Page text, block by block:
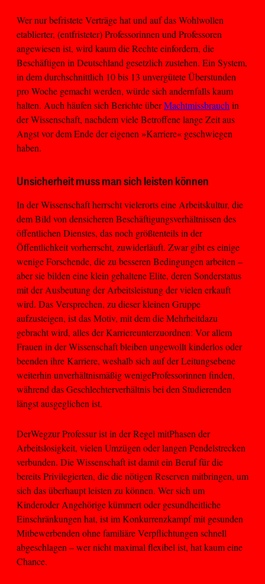
Wer nur befristete Verträge hat und auf das Wohlwollen
etablierter, (entfristeter) Professorinnen und Professoren
angewiesen ist, wird kaum die Rechte einfordern, die
Beschäftigen in Deutschland gesetzlich zustehen. Ein System,
in dem durchschnittlich 10 bis 13 unvergütete Überstunden
pro Woche gemacht werden, würde sich andernfalls kaum
halten. Auch häufen sich Berichte überMachtmissbrauchin
der Wissenschaft, nachdem viele Betroffene lange Zeit aus
Angst vor dem Ende der eigenen »Karriere« geschwiegen
haben.
Unsicherheit muss man sich leisten können
In der Wissenschaft herrscht vielerorts eine Arbeitskultur, die
dem Bild von densicheren Beschäftigungsverhältnissen des
öffentlichen Dienstes, das noch größtenteils in der
Öffentlichkeit vorherrscht, zuwiderläuft. Zwar gibt es einige
wenige Forschende, die zu besseren Bedingungen arbeiten –
aber sie bilden eine klein gehaltene Elite, deren Sonderstatus
mit der Ausbeutung der Arbeitsleistung der vielen erkauft
wird. Das Versprechen, zu dieser kleinen Gruppe
aufzusteigen, ist das Motiv, mit dem die Mehrheitdazu
gebracht wird, alles der Karriereunterzuordnen: Vor allem
Frauen in der Wissenschaft bleiben ungewollt kinderlos oder
beenden ihre Karriere, weshalb sich auf der Leitungsebene
weiterhin unverhältnismäßig wenigeProfessorinnen finden,
während das Geschlechterverhältnis bei den Studierenden
längst ausgeglichen ist.
DerWegzur Professur ist in der Regel mitPhasen der
Arbeitslosigkeit, vielen Umzügen oder langen Pendelstrecken
verbunden. Die Wissenschaft ist damit ein Beruf für die
bereits Privilegierten, die die nötigen Reserven mitbringen, um
sich das überhaupt leisten zu können. Wer sich um
Kinderoder Angehörige kümmert oder gesundheitliche
Einschränkungen hat, ist im Konkurrenzkampf mit gesunden
Mitbewerbenden ohne familiäre Verpflichtungen schnell
abgeschlagen – wer nicht maximal flexibel ist, hat kaum eine
Chance.